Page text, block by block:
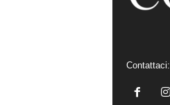
Contattaci: